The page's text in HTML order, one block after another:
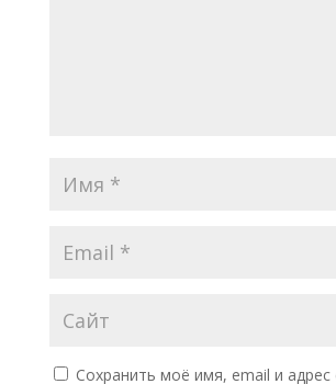
Сохранить моё имя, email и адрес